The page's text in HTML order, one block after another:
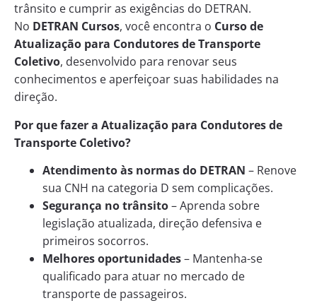
trânsito e cumprir as exigências do DETRAN.
No DETRAN Cursos, você encontra o Curso de
Atualização para Condutores de Transporte
Coletivo, desenvolvido para renovar seus
conhecimentos e aperfeiçoar suas habilidades na
direção.
Por que fazer a Atualização para Condutores de
Transporte Coletivo?
Atendimento às normas do DETRAN – Renove
sua CNH na categoria D sem complicações.
Segurança no trânsito– Aprenda sobre
legislação atualizada, direção defensiva e
primeiros socorros.
Melhores oportunidades– Mantenha-se
qualificado para atuar no mercado de
transporte de passageiros.